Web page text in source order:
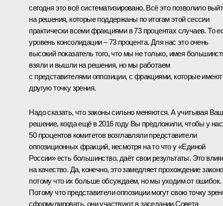
сегодня это всё систематизировано. Всё это позволило
на решения, которые поддержаны по итогам этой сессии
практически всеми фракциями в 73 процентах случаев. То
уровень консолидации – 73 процента. Для нас это очень
высокий показатель того, что мы не только, имея
взяли и вышли на решения, но мы работаем
с представителями оппозиции, с фракциями, которые имеют
другую точку зрения.
Надо сказать, что законы сильно меняются. А учитывая
решение, когда ещё в 2016 году Вы предложили, чтобы у нас
50 процентов комитетов возглавляли представители
оппозиционных фракций, несмотря на то что у «Единой
России» есть большинство, даёт свои результаты. Это
на качество. Да, конечно, это замедляет прохождение
потому что их больше обсуждаем, но мы уходим от ошибок.
Потому что представители оппозиции могут свою точку
сформулировать, они участвуют в заседании Совета